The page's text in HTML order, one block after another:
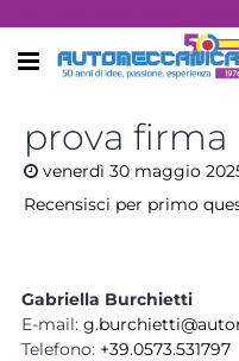
Open menu
prova firma
venerdì 30 maggio
Recensisci per primo
Gabriella Burchietti
E-mail:
Telefono: +39.0573.531797